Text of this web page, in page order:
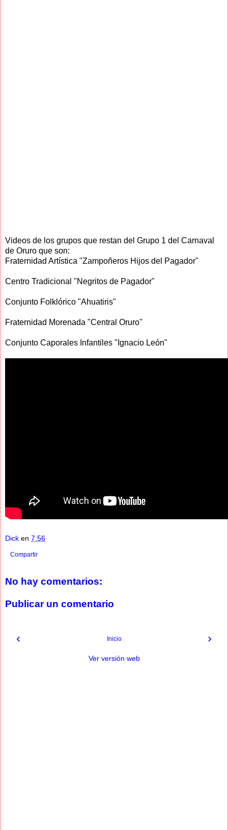
Videos de los grupos que restan del Grupo 1 del Carnaval
de Oruro que son:
Fraternidad Artística "Zampoñeros Hijos del Pagador"
Centro Tradicional "Negritos de Pagador"
Conjunto Folklórico "Ahuatiris"
Fraternidad Morenada "Central Oruro"
Conjunto Caporales Infantiles "Ignacio León"
Dick en 7:56
Compartir
No hay comentarios:
Publicar un comentario
‹ ›
Inicio
Ver versión web